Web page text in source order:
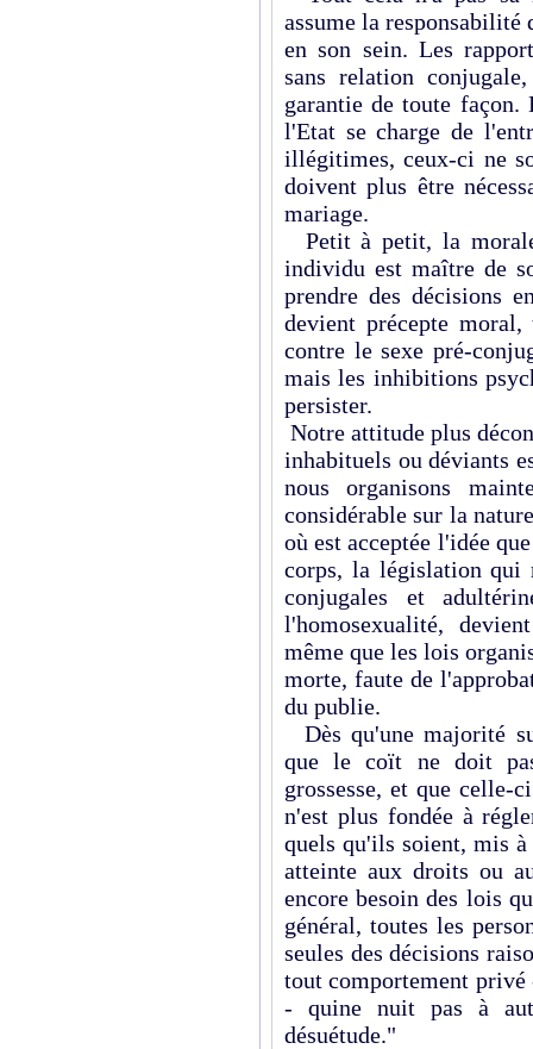
assume la responsabilité
en son sein. Les
sans relation
garantie de toute façon.
l'Etat se charge de
illégitimes, ceux-ci ne
doivent plus être
mariage.
Petit à petit, la
individu est maître de
prendre des décisions
devient précepte
contre le sexe pré-
mais les inhibitions
persister.
Notre attitude plus
inhabituels ou déviants
nous organisons
considérable sur la
où est acceptée l'idée
corps, la législation qui
conjugales et
l'homosexualité,
même que les lois
morte, faute de
du publie.
Dès qu'une majorité
que le coït ne doit
grossesse, et que celle-
n'est plus fondée à
quels qu'ils soient, mis à
atteinte aux droits ou
encore besoin des lois
général, toutes les
seules des décisions
tout comportement
- quine nuit pas à
désuétude."